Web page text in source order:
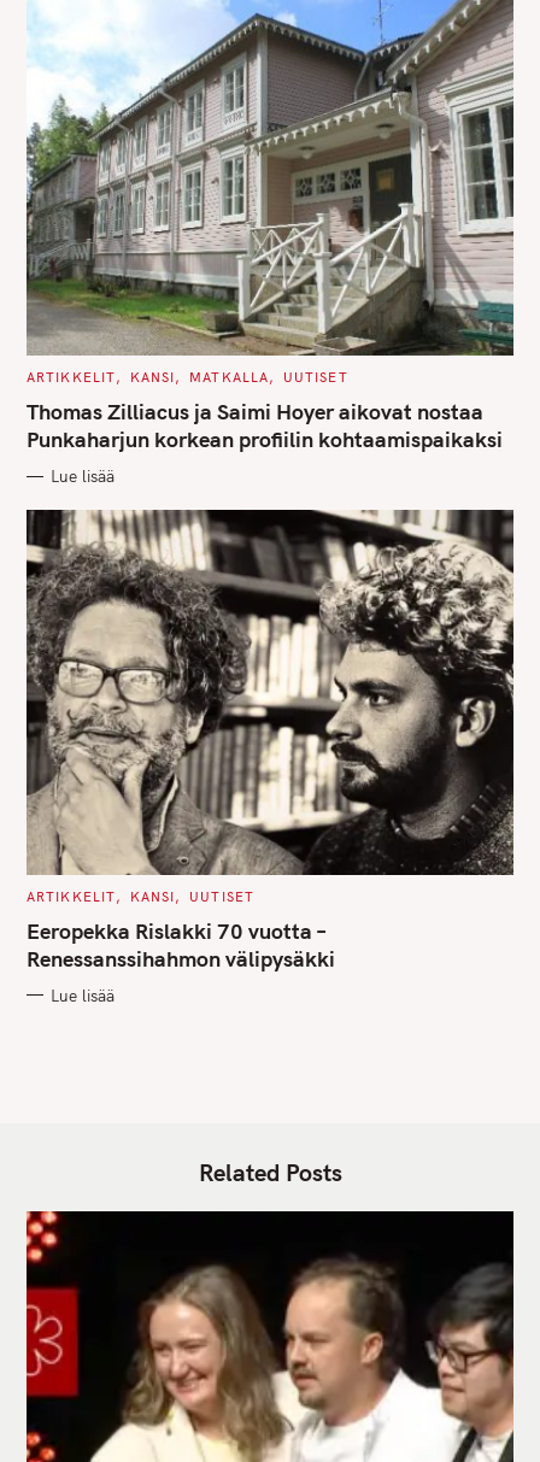
C
T
E
G
O
I
S
ARTIKKELIT KANSI MATKALLA UUTISET
Thomas Zilliacus ja Saimi Hoyer aikovat nostaa
Punkaharjun korkean profiilin kohtaamispaikaksi
Lue lisää
C
T
E
G
O
I
ARTIKKELIT KANSI UUTISET
Eeropekka Rislakki 70 vuotta –
Renessanssihahmon välipysäkki
Lue lisää
Related Posts